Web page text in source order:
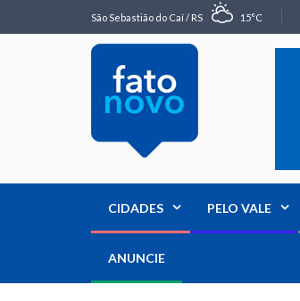
São Sebastião do Caí / RS 15°C
CIDADES PELO VALE
ANUNCIE